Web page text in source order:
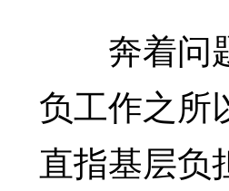
奔着问题
负工作之所
直指基层负